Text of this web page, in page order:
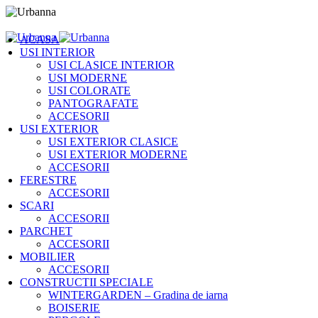
ACASA
USI INTERIOR
USI CLASICE INTERIOR
USI MODERNE
USI COLORATE
PANTOGRAFATE
ACCESORII
USI EXTERIOR
USI EXTERIOR CLASICE
USI EXTERIOR MODERNE
ACCESORII
FERESTRE
ACCESORII
SCARI
ACCESORII
PARCHET
ACCESORII
MOBILIER
ACCESORII
CONSTRUCTII SPECIALE
WINTERGARDEN – Gradina de iarna
BOISERIE